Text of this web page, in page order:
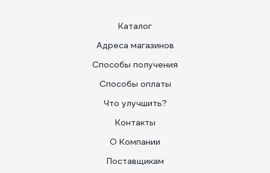
Каталог
Адреса магазинов
Способы получения
Способы оплаты
Что улучшить?
Контакты
О Компании
Поставщикам